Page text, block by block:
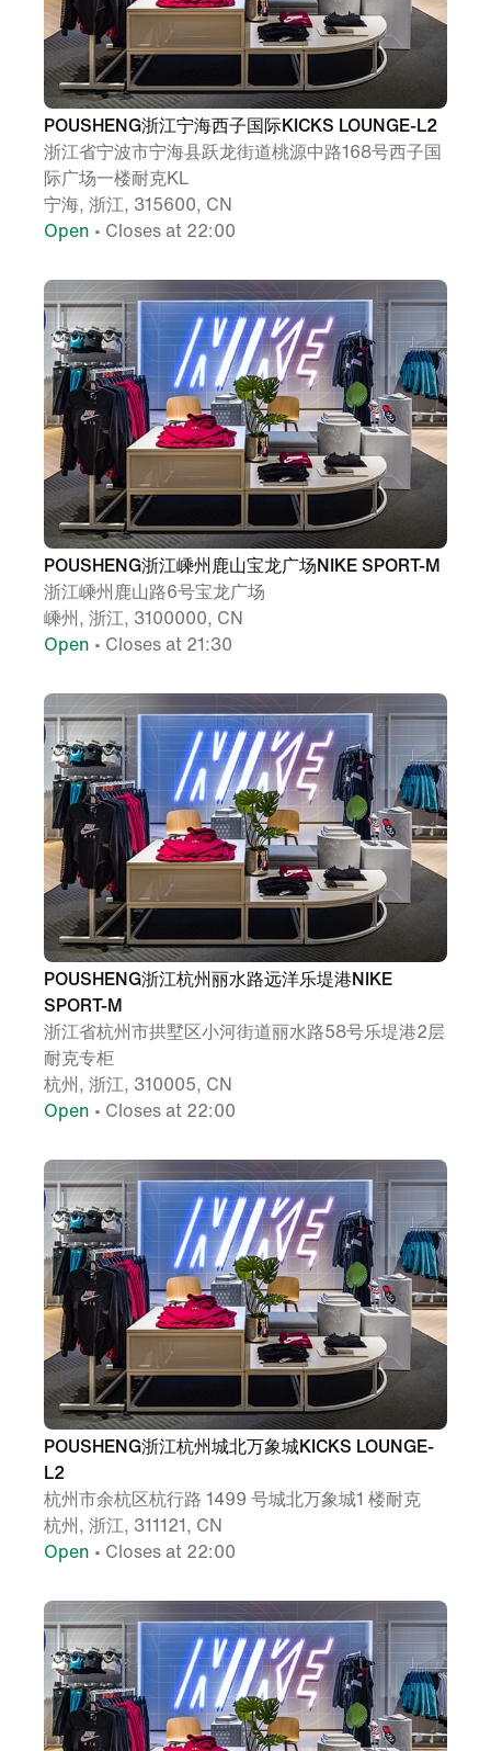
POUSHENG浙江宁海西子国际KICKS LOUNGE-L2
浙江省宁波市宁海县跃龙街道桃源中路168号西子国
际广场一楼耐克KL
宁海, 浙江, 315600, CN
Open • Closes at 22:00
POUSHENG浙江嵊州鹿山宝龙广场NIKE SPORT-M
浙江嵊州鹿山路6号宝龙广场
嵊州, 浙江, 3100000, CN
Open • Closes at 21:30
POUSHENG浙江杭州丽水路远洋乐堤港NIKE
SPORT-M
浙江省杭州市拱墅区小河街道丽水路58号乐堤港2层
耐克专柜
杭州, 浙江, 310005, CN
Open • Closes at 22:00
POUSHENG浙江杭州城北万象城KICKS LOUNGE-
L2
杭州市余杭区杭行路 1499 号城北万象城1 楼耐克
杭州, 浙江, 311121, CN
Open • Closes at 22:00